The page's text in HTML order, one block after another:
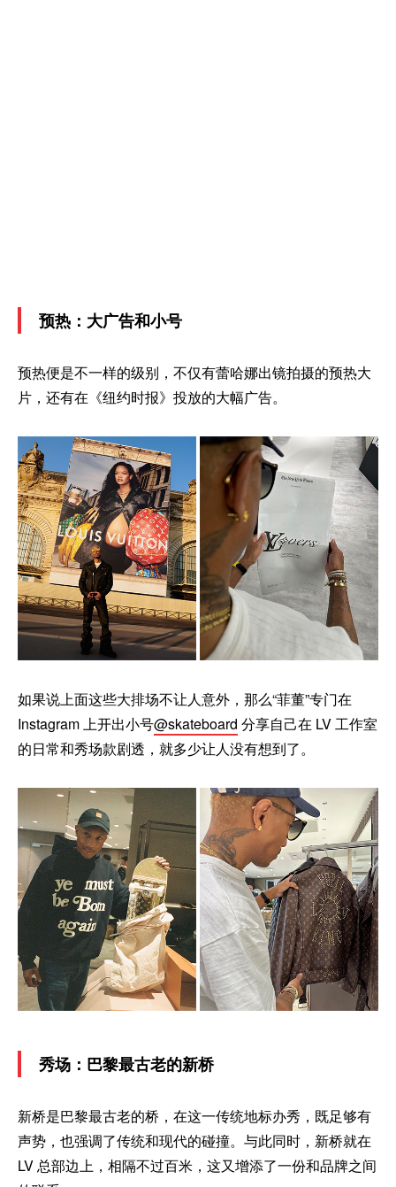
预热：大广告和小号
预热便是不一样的级别，不仅有蕾哈娜出镜拍摄的预热大
片，还有在《纽约时报》投放的大幅广告。
如果说上面这些大排场不让人意外，那么“菲董”专门在
Instagram 上开出小号@skateboard 分享自己在 LV 工作室
的日常和秀场款剧透，就多少让人没有想到了。
秀场：巴黎最古老的新桥
新桥是巴黎最古老的桥，在这一传统地标办秀，既足够有
声势，也强调了传统和现代的碰撞。与此同时，新桥就在
LV 总部边上，相隔不过百米，这又增添了一份和品牌之间